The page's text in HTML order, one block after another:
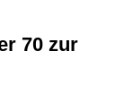
70 zur